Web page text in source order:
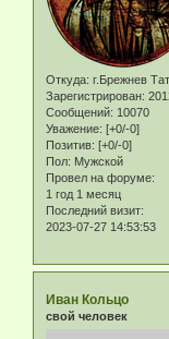
Откуда: г.Брежнев
Зарегистрирован:
Сообщений: 10070
Уважение: [+0/-0]
Позитив: [+0/-0]
Пол: Мужской
Провел на форуме:
1 год 1 месяц
Последний визит:
2023-07-27 14:53:53
Иван Кольцо
свой человек